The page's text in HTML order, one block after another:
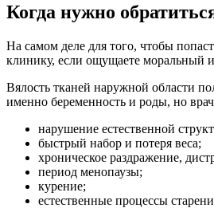
Когда нужно
На самом деле для того, чтобы
клинику, если ощущаете моральный
Вялость тканей наружной области
именно беременность и роды, но
нарушение естественной
быстрый набор и потеря веса;
хроническое раздражение,
период менопаузы;
курение;
естественные процессы